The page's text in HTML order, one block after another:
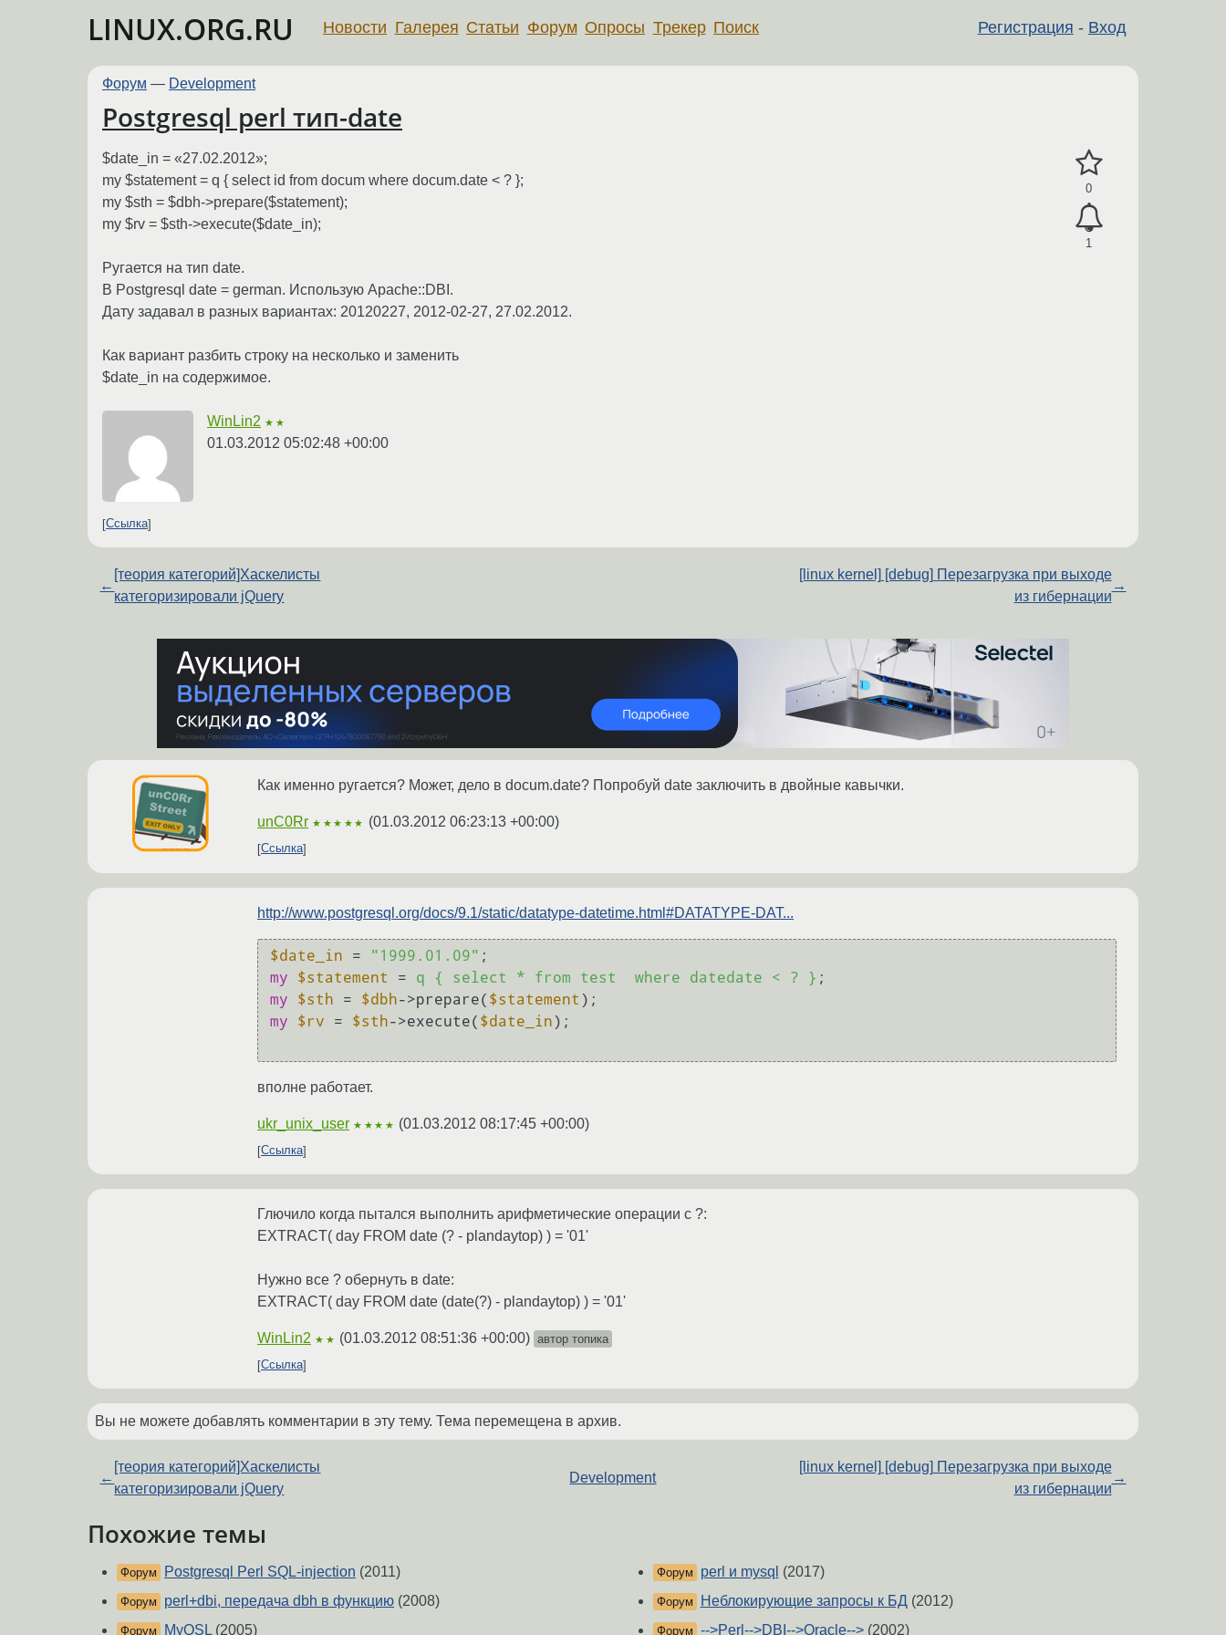
LINUX.ORG.RU Регистрация - Вход
Новости Галерея Статьи Форум Опросы Трекер Поиск
Форум — Development
Postgresql perl тип-date
0
1
$date_in = «27.02.2012»;
my $statement = q { select id from docum where docum.date < ? };
my $sth = $dbh->prepare($statement);
my $rv = $sth->execute($date_in);
Ругается на тип date.
В Postgresql date = german. Использую Apache::DBI.
Дату задавал в разных вариантах: 20120227, 2012-02-27, 27.02.2012.
Как вариант разбить строку на несколько и заменить
$date_in на содержимое.
WinLin2 ★★
01.03.2012 05:02:48 +00:00
Ссылка
←
[теория категорий]Хаскелисты
категоризировали jQuery
[linux kernel] [debug] Перезагрузка при выходе
из гибернации
→
Как именно ругается? Может, дело в docum.date? Попробуй date заключить в двойные кавычки.
unC0Rr ★★★★★ (01.03.2012 06:23:13 +00:00)
Ссылка
http://www.postgresql.org/docs/9.1/static/datatype-datetime.html#DATATYPE-DAT...
$date_in = "1999.01.09"
my
$statement = q { select * from test  where datedate < ? }
my
$sth = $dbh->prepare( $statement
my
$rv = $sth->execute( $date_in);
вполне работает.
ukr_unix_user ★★★★ (01.03.2012 08:17:45 +00:00)
Ссылка
Глючило когда пытался выполнить арифметические операции с ?:
EXTRACT( day FROM date (? - plandaytop) ) = '01'
Нужно все ? обернуть в date:
EXTRACT( day FROM date (date(?) - plandaytop) ) = '01'
WinLin2 ★★ (01.03.2012 08:51:36 +00:00) автор топика
Ссылка
Вы не можете добавлять комментарии в эту тему. Тема перемещена в архив.
←
[теория категорий]Хаскелисты
категоризировали jQuery
Development
[linux kernel] [debug] Перезагрузка при выходе
из гибернации
→
Похожие темы
Форум Postgresql Perl SQL-injection (2011)
Форум perl+dbi, передача dbh в функцию (2008)
Форум MyQSL(2005)
Форум perl и mysql (2017)
Форум Неблокирующие запросы к БД(2012)
Форум -->Perl-->DBI-->Oracle-->(2002)